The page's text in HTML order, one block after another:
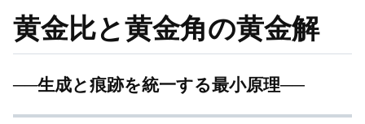
黄金比と黄金角の黄金解
──生成と痕跡を統一する最小原理──